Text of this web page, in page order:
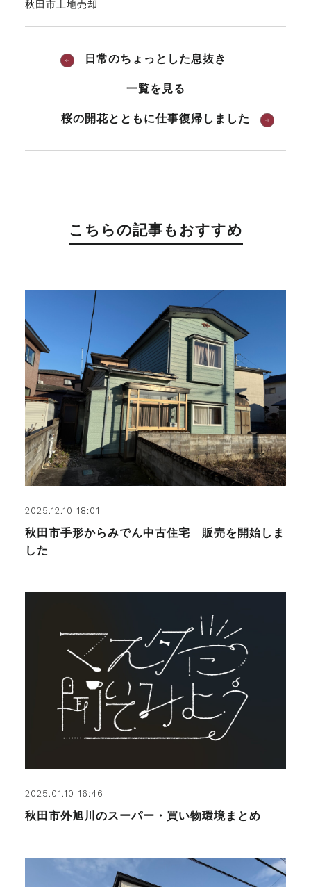
秋田市土地売却
日常のちょっとした息抜き
一覧を見る
桜の開花とともに仕事復帰しました
こちらの記事もおすすめ
2025.12.10 18:01
秋田市手形からみでん中古住宅 販売を開始しま
した
2025.01.10 16:46
秋田市外旭川のスーパー・買い物環境まとめ